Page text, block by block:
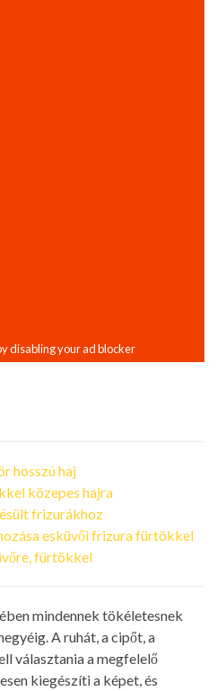
hosszú haj
közepes hajra
frizurákhoz
esküvői frizura fürtökkel
fürtökkel
mindennek tökéletesnek
A ruhát, a cipőt, a
választania a megfelelő
kiegészíti a képet, és